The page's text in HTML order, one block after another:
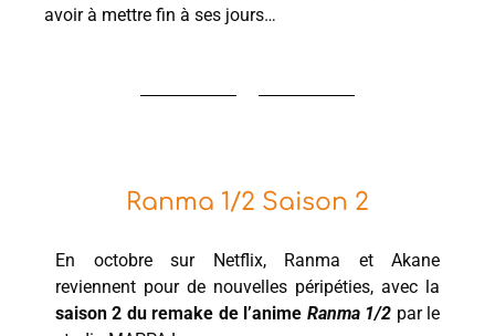
avoir à mettre fin à ses jours…
Ranma 1/2 Saison 2
En octobre sur Netflix, Ranma et Akane
reviennent pour de nouvelles péripéties, avec la
saison 2 du remake de l’anime Ranma 1/2 par le